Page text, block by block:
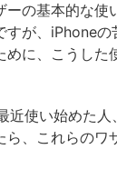
ーの基本的な使
すが、iPhone
めに、こうした
近使い始めた
ら、これらのワ